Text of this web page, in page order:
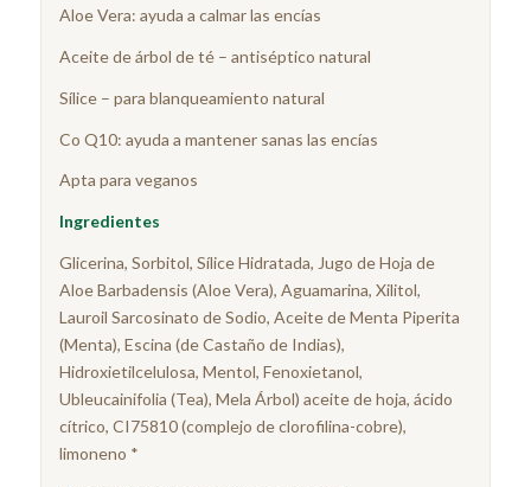
Aloe Vera: ayuda a calmar las encías
Aceite de árbol de té – antiséptico natural
Sílice – para blanqueamiento natural
Co Q10: ayuda a mantener sanas las encías
Apta para veganos
Ingredientes
Glicerina, Sorbitol, Sílice Hidratada, Jugo de Hoja de
Aloe Barbadensis (Aloe Vera), Aguamarina, Xilitol,
Lauroil Sarcosinato de Sodio, Aceite de Menta Piperita
(Menta), Escina (de Castaño de Indias),
Hidroxietilcelulosa, Mentol, Fenoxietanol,
Ubleucainifolia (Tea), Mela Árbol) aceite de hoja, ácido
cítrico, CI75810 (complejo de clorofilina-cobre),
limoneno *